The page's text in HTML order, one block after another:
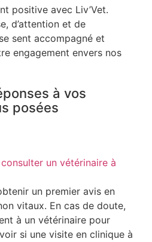
positive avec Liv’Vet.
d’attention et de
sent accompagné et
engagement envers nos
à vos
posées
un vétérinaire à
un premier avis en
vitaux. En cas de doute,
à un vétérinaire pour
si une visite en clinique à